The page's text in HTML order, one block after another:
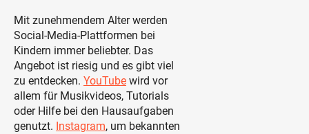
Mit zunehmendem Alter werden
Social-Media-Plattformen bei
Kindern immer beliebter. Das
Angebot ist riesig und es gibt viel
zu entdecken. YouTube wird vor
allem für Musikvideos, Tutorials
oder Hilfe bei den Hausaufgaben
genutzt. Instagram, um bekannten